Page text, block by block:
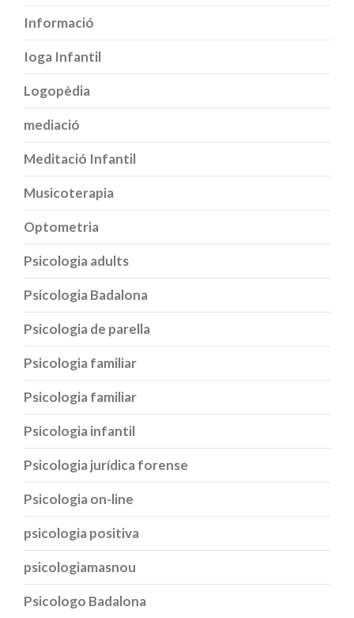
Informació
Ioga Infantil
Logopèdia
mediació
Meditació Infantil
Musicoterapia
Optometria
Psicologia adults
Psicologia Badalona
Psicologia de parella
Psicologia familiar
Psicologia familiar
Psicologia infantil
Psicologia jurídica forense
Psicologia on-line
psicologia positiva
psicologiamasnou
Psicologo Badalona